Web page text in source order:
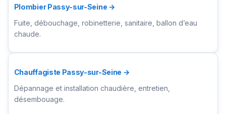
Plombier Passy-sur-Seine →
Fuite, débouchage, robinetterie, sanitaire, ballon d’eau
chaude.
Chauffagiste Passy-sur-Seine →
Dépannage et installation chaudière, entretien,
désembouage.